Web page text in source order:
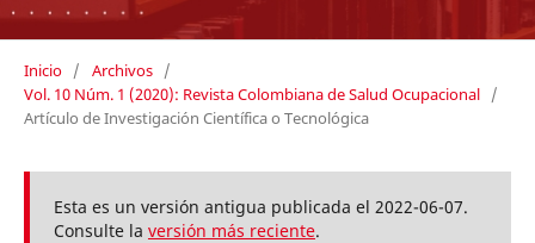
Inicio / Archivos /
Vol. 10 Núm. 1 (2020): Revista Colombiana de Salud Ocupacional /
Artículo de Investigación Científica o Tecnológica
Esta es un versión antigua publicada el 2022-06-07.
Consulte la versión más reciente.